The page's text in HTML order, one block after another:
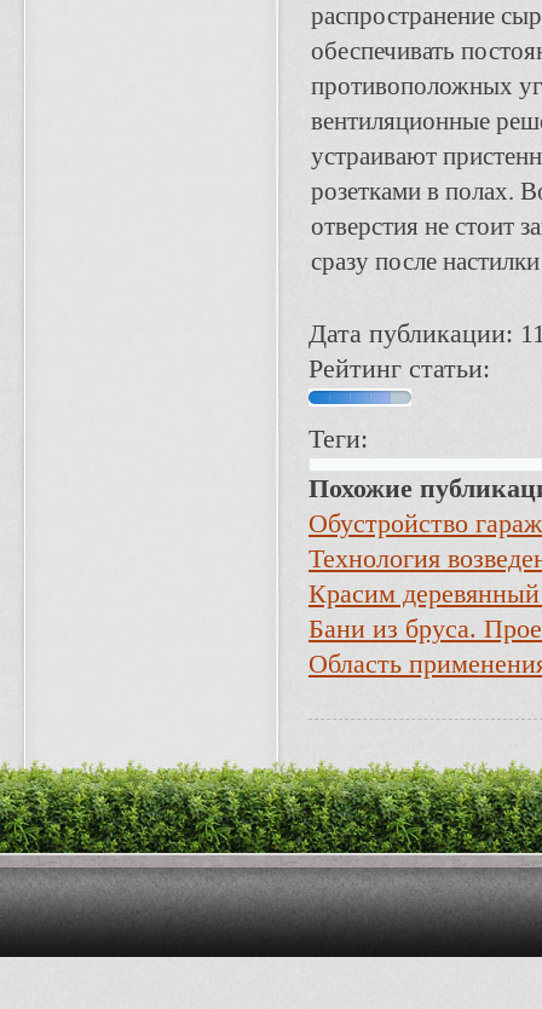
распространение
обеспечивать
противоположных
вентиляционные
устраивают
розетками в полах.
отверстия не стоит
сразу после
Дата публикации:
Рейтинг статьи:
Теги:
Похожие
Обустройство
Технология
Красим
Бани из бруса.
Область